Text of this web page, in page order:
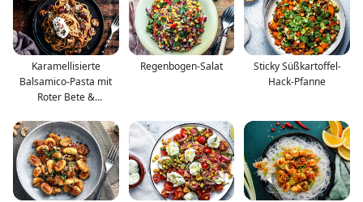
Karamellisierte
Balsamico-Pasta mit
Roter Bete &
Regenbogen-Salat
Sticky Süßkartoffel-
Hack-Pfanne